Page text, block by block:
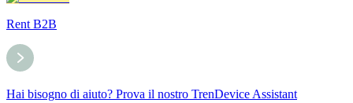
Rent B2B
Hai bisogno di aiuto? Prova il nostro TrenDevice Assistant